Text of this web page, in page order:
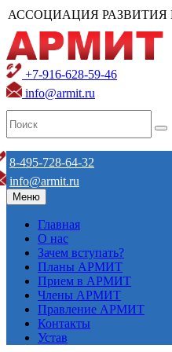
АССОЦИАЦИЯ
+7-916-628-59-46
info@armit.ru
8-495-728-64-32
info@armit.ru
Меню
Главная
О нас
Зачем вступать?
Планы АРМИТ
Прием в АРМИТ
Члены АРМИТ
Правление АРМИТ
Контакты
Устав